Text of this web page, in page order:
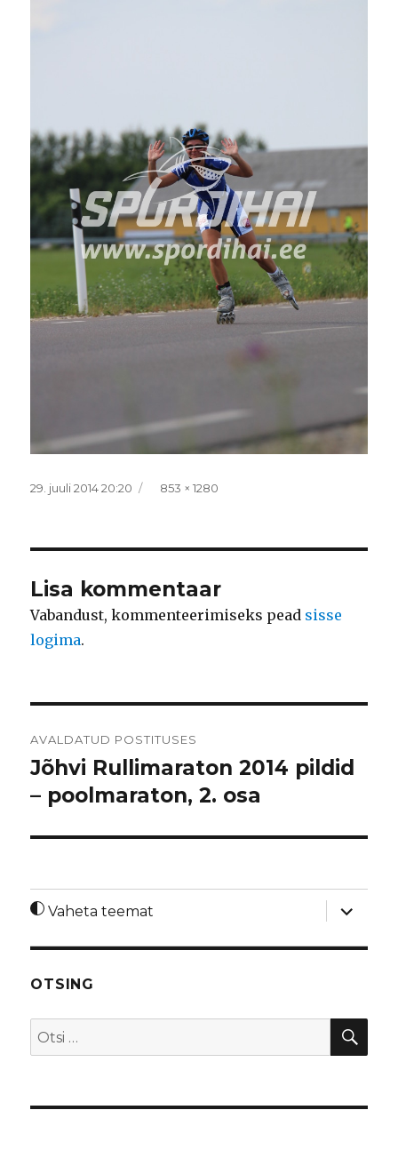
Postitatud
29. juuli 2014 20:20 Täissuurus
853 × 1280
Lisa kommentaar
Vabandust, kommenteerimiseks pead sisse
logima.
AVALDATUD POSTITUSES
Jõhvi Rullimaraton 2014 pildid
– poolmaraton, 2. osa
Vaheta teemat
laienda
OTSING
Otsi: